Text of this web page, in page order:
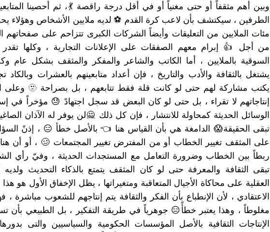
وبين أهم مثقفاً أو حتى مغنياً أو في أقل درجة راقصة 💃، ثم أحصينا
الطرفين ، سيكتشف بأن لاعب كرة القدم ⚽ لديه ملايين الأشخاص وهؤلاء
مئات الملايين من التعليقات وأيضاً الشركات الكبرى تتزاحم على صفحاتهم
من أجل 👍 إبرام معهم الصفقات على الإعلانات التجارية ، وكلها تقدر
السوقية بالملايين ، أما الكاتب والشاعر والمفكر والمثقف بشكل عام
يشتغل بالثقافة والأدب والتاريخ ، فإن أعداد متابعينهم بالعشرات وبالكاد
يكتب مشاركة لهم حتى لو كانت قلة
إنتاجاتهم لا تقراء ، بل حتى لو كان البعض قد سجل اجتهادً 😓 مؤخراً في
الوسائل الحديثة كمحاولة للانتشار ، فإن كل ذلك 🙅لن يوفر له الآذان
تبقى الحقيقة😱 الدامغة هي بأن القياس هنا 👈 بالأصل خطأ 😑 ، إذنً
على المثقف تغيير الخطاب أو من المفترض تغيير المجتمعات 🥴 ، أو أن
ربطاً بين الخطاب وضرورة التعامل مع المستجدات الحديثة ، وفيّ رأي
تبقى الثقافة والمعرفة حتى لو كان المثقف يتمتع بالذكاء التحديث ولديه
العقلية على محاكاة الأجيال المتعاقبة ومتغيراتها ، يظل الإخفاق الأول هو
الاعتقادي ، لأن الإنطباع بأن الفكر والثقافة يتم إنتاجهم للشعوب مباشرة ،
مغلوطاً ، وهذا يعتبر خطأً😑 جوهرياً في طريقة التفكير ، بل الطبيعي بأن
الإنتاجات الثقافية بالأصل المؤسسات الحكومية والسياسيين والتى